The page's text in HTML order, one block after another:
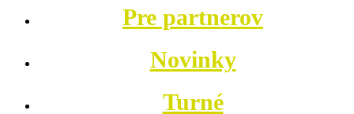
Pre partnerov
Novinky
Turné